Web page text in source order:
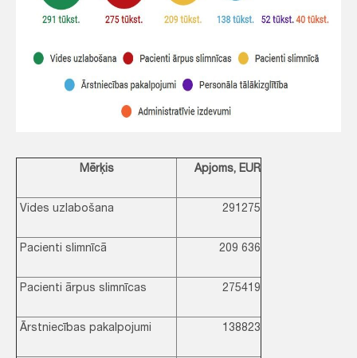
Mērķis Apjoms, EUR
Vides uzlabošana 291275
Pacienti slimnīcā 209 636
Pacienti ārpus slimnīcas 275419
Ārstniecības pakalpojumi 138823